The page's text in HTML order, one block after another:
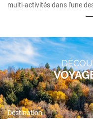
multi-activités dans l'une
Destination